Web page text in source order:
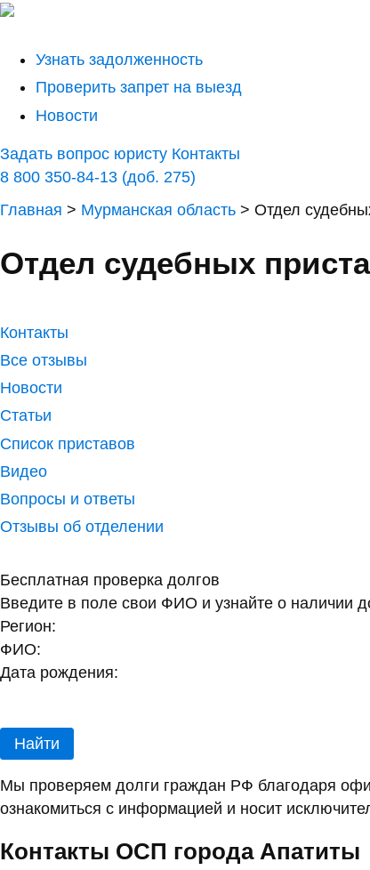
Узнать задолженность
Проверить запрет на выезд
Новости
Задать вопрос юристу Контакты
8 800 350-84-13 (доб. 275)
Главная > Мурманская область > Отдел
Отдел судебных
Контакты
Все отзывы
Новости
Статьи
Список приставов
Видео
Вопросы и ответы
Отзывы об отделении
Бесплатная проверка долгов
Введите в поле свои ФИО и узнайте о наличии
Регион:
ФИО:
Дата рождения:
Найти
Мы проверяем долги граждан РФ благодаря
ознакомиться с информацией и носит
Контакты ОСП города Апатиты